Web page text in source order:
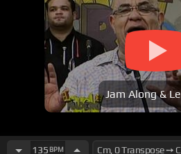
Jam Along &
135 BPM